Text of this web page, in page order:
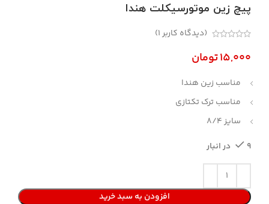
پیچ زین موتورسیکلت هندا
(دیدگاه کاربر1
)
تومان
مناسب زین هندا
مناسب ترک تکتازی
سایز 8/4
9 در انبار
افزودن به سبد خرید